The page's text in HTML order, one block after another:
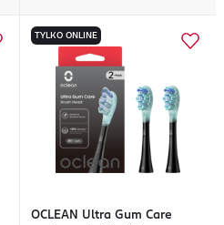
TYLKO ONLINE
OCLEAN Ultra Gum Care